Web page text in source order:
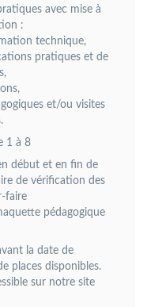
avec mise à
:
technique,
pratiques et de
et/ou visites
1 à 8
début et en fin de
de vérification des
faire
pédagogique
la date de
places disponibles.
sur notre site